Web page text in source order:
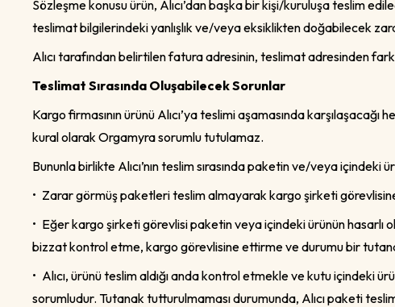
Sözleşme konusu ürün, Alıcı’dan başka bir kişi/kuruluşa teslim
teslimat bilgilerindeki yanlışlık ve/veya eksiklikten doğabilecek
Alıcı tarafından belirtilen fatura adresinin, teslimat adresinden
Teslimat Sırasında Oluşabilecek Sorunlar
Kargo firmasının ürünü Alıcı’ya teslimi aşamasında
kural olarak Orgamyra sorumlu tutulamaz.
Bununla birlikte Alıcı’nın teslim sırasında paketin ve/veya
• Zarar görmüş paketleri teslim almayarak kargo şirketi
• Eğer kargo şirketi görevlisi paketin veya içindeki ürünün hasarlı
bizzat kontrol etme, kargo görevlisine ettirme ve durumu bir
• Alıcı, ürünü teslim aldığı anda kontrol etmekle ve kutu
sorumludur. Tutanak tutturulmaması durumunda, Alıcı paketi